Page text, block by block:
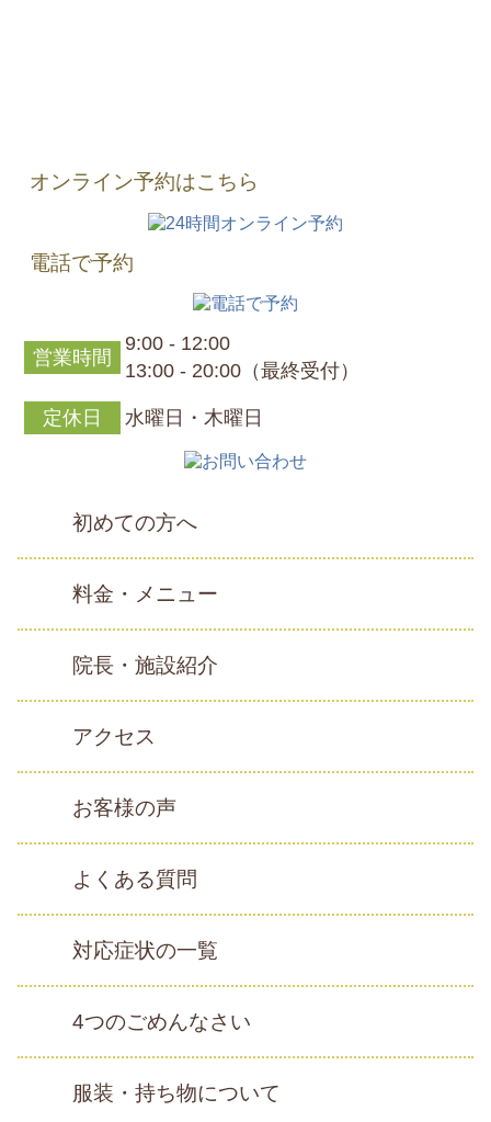
オンライン予約はこちら
電話で予約
営業時間
9:00 - 12:00
13:00 - 20:00（最終受付）
定休日 水曜日・木曜日
初めての方へ
料金・メニュー
院長・施設紹介
アクセス
お客様の声
よくある質問
対応症状の一覧
4つのごめんなさい
服装・持ち物について